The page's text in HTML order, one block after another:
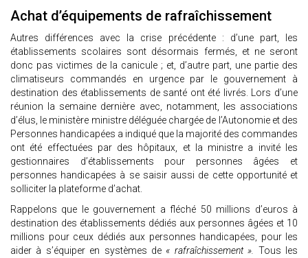
Achat d’équipements de rafraîchissement
Autres différences avec la crise précédente : d’une part, les
établissements scolaires sont désormais fermés, et ne seront
donc pas victimes de la canicule ; et, d’autre part, une partie des
climatiseurs commandés en urgence par le gouvernement à
destination des établissements de santé ont été livrés. Lors d’une
réunion la semaine dernière avec, notamment, les associations
d’élus, le ministère ministre déléguée chargée de l’Autonomie et des
Personnes handicapées a indiqué que la majorité des commandes
ont été effectuées par des hôpitaux, et la ministre a invité les
gestionnaires d’établissements pour personnes âgées et
personnes handicapées à se saisir aussi de cette opportunité et
solliciter la plateforme d’achat.
Rappelons que le gouvernement a fléché 50 millions d’euros à
destination des établissements dédiés aux personnes âgées et 10
millions pour ceux dédiés aux personnes handicapées, pour les
aider à s’équiper en systèmes de « rafraîchissement ». Tous les